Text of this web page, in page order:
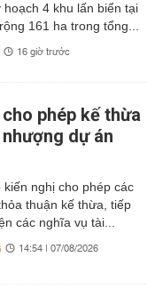
hoạch 4 khu lấn biển tại
161 ha trong tổng...
16 giờ trước
phép kế thừa
dự án
kiến nghị cho phép các
thuận kế thừa, tiếp
các nghĩa vụ tài...
14:54 | 07/08/2026